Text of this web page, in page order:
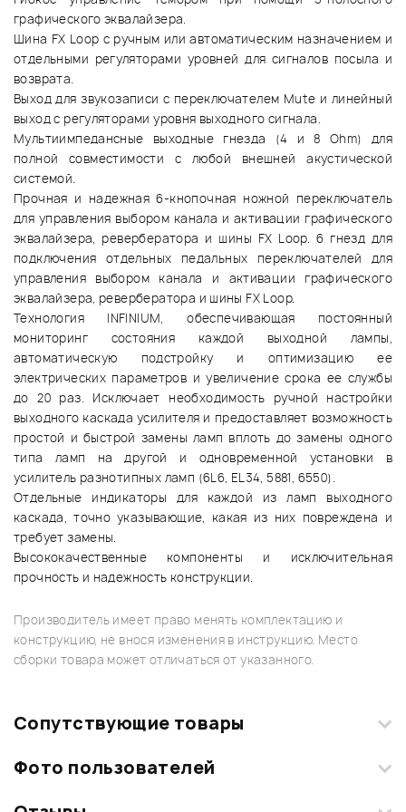
графического эквалайзера.
Шина FX Loop с ручным или автоматическим назначением и
отдельными регуляторами уровней для сигналов посыла и
возврата.
Выход для звукозаписи с переключателем Mute и линейный
выход с регуляторами уровня выходного сигнала.
Мультиимпедансные выходные гнезда (4 и 8 Ohm) для
полной совместимости с любой внешней акустической
системой.
Прочная и надежная 6-кнопочная ножной переключатель
для управления выбором канала и активации графического
эквалайзера, ревербератора и шины FX Loop. 6 гнезд для
подключения отдельных педальных переключателей для
управления выбором канала и активации графического
эквалайзера, ревербератора и шины FX Loop.
Технология INFINIUM, обеспечивающая постоянный
мониторинг состояния каждой выходной лампы,
автоматическую подстройку и оптимизацию ее
электрических параметров и увеличение срока ее службы
до 20 раз. Исключает необходимость ручной настройки
выходного каскада усилителя и предоставляет возможность
простой и быстрой замены ламп вплоть до замены одного
типа ламп на другой и одновременной установки в
усилитель разнотипных ламп (6L6, EL34, 5881, 6550).
Отдельные индикаторы для каждой из ламп выходного
каскада, точно указывающие, какая из них повреждена и
требует замены.
Высококачественные компоненты и исключительная
прочность и надежность конструкции.
Производитель имеет право менять комплектацию и
конструкцию, не внося изменения в инструкцию. Место
сборки товара может отличаться от указанного.
Сопутствующие товары
Фото пользователей